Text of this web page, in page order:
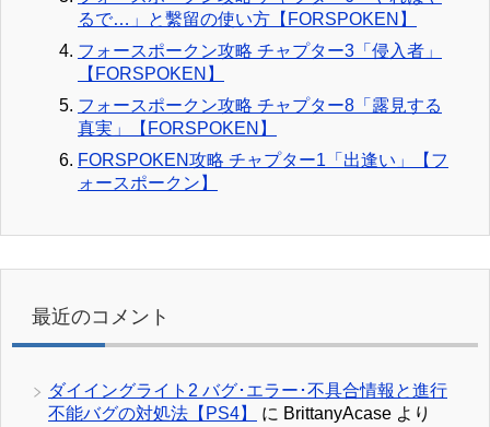
るで…」と繫留の使い方【FORSPOKEN】
フォースポークン攻略 チャプター3「侵入者」
【FORSPOKEN】
フォースポークン攻略 チャプター8「露見する
真実」【FORSPOKEN】
FORSPOKEN攻略 チャプター1「出逢い」【フ
ォースポークン】
最近のコメント
ダイイングライト2 バグ･エラー･不具合情報と進行
不能バグの対処法【PS4】
に BrittanyAcase より